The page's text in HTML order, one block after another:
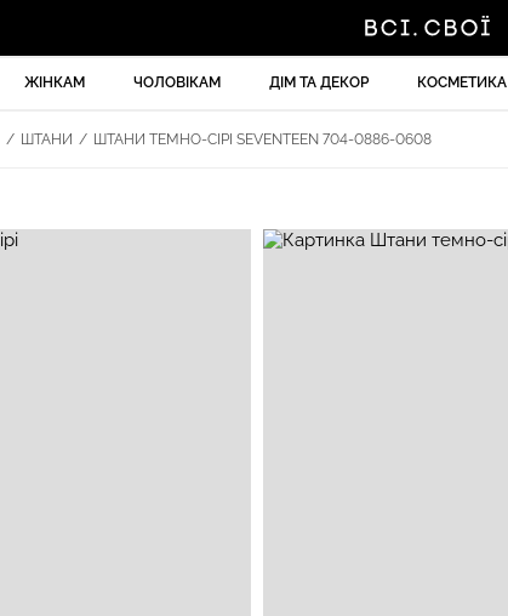
ЖІНКАМ ЧОЛОВІКАМ ДІМ ТА ДЕКОР КОСМЕТИКА
/ ШТАНИ / ШТАНИ ТЕМНО-СІРІ SEVENTEEN 704-0886-0608